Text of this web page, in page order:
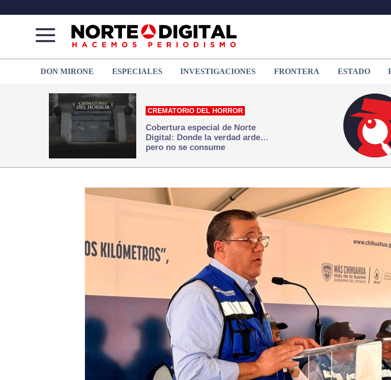
de
Juárez
que
hacemos periodismo
DON MIRONE ESPECIALES INVESTIGACIONES FRONTERA ESTADO
CREMATORIO DEL HORROR
Cobertura especial de Norte
Digital: Donde la verdad arde…
pero no se consume